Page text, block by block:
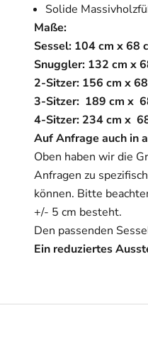
Solide
Maße:
Sessel: 104 cm x 68
Snuggler: 132 cm x
2-Sitzer: 156 cm x
3-Sitzer: 189 cm x
4-Sitzer: 234 cm x
Auf Anfrage auch in
Oben haben wir die
Anfragen zu
können. Bitte
+/- 5 cm besteht.
Den passenden
Ein reduziertes